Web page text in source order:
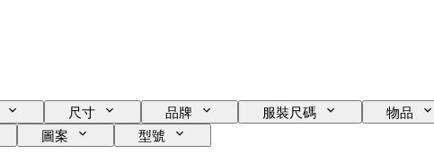
尺寸 品牌 服裝尺碼 物品
圖案 型號